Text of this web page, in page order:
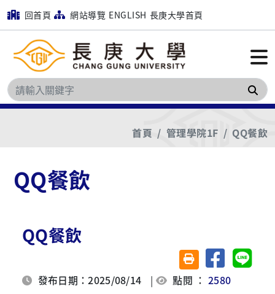
回首頁 網站導覽 ENGLISH 長庚大學首頁
搜
首頁 管理學院1F QQ餐飲
QQ餐飲
QQ餐飲
友善列印(另開視窗)
分享至臉書分享
發布日期：2025/08/14 | 點閱 ：2580